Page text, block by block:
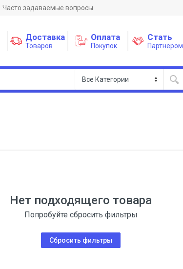
Часто задаваемые вопросы
Доставка
Товаров
Оплата
Покупок
Стать
Партнером
Нет подходящего товара
Попробуйте сбросить фильтры
Сбросить фильтры